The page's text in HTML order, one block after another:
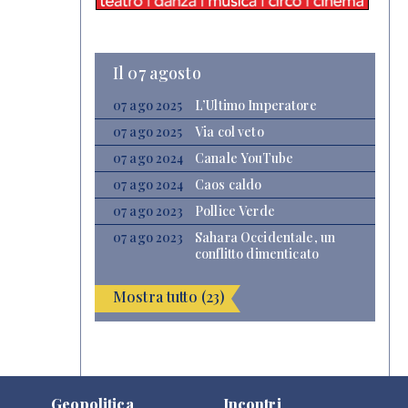
Il 07 agosto
07 ago 2025
L’Ultimo Imperatore
07 ago 2025
Via col veto
07 ago 2024
Canale YouTube
07 ago 2024
Caos caldo
07 ago 2023
Pollice Verde
07 ago 2023
Sahara Occidentale, un
conflitto dimenticato
Mostra tutto (23)
Geopolitica Incontri